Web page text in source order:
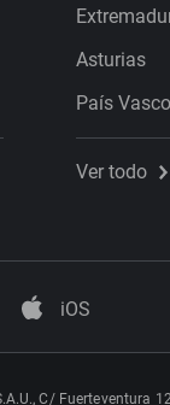
Asturias
País Vasco
Ver todo
iOS
C/ Fuerteventura 12